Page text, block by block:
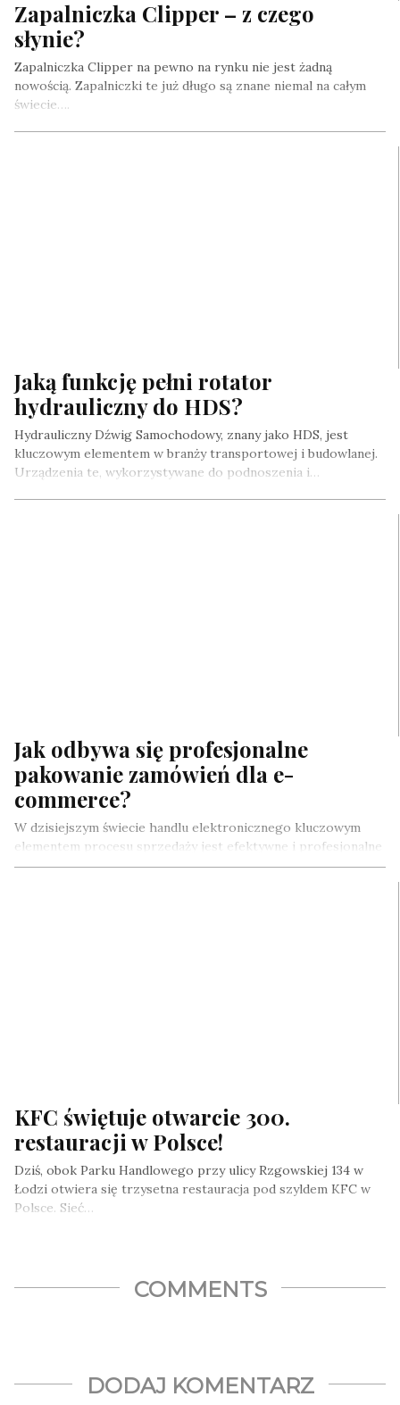
Zapalniczka Clipper – z czego
słynie?
Zapalniczka Clipper na pewno na rynku nie jest żadną
nowością. Zapalniczki te już długo są znane niemal na całym
świecie….
Jaką funkcję pełni rotator
hydrauliczny do HDS?
Hydrauliczny Dźwig Samochodowy, znany jako HDS, jest
kluczowym elementem w branży transportowej i budowlanej.
Urządzenia te, wykorzystywane do podnoszenia i…
Jak odbywa się profesjonalne
pakowanie zamówień dla e-
commerce?
W dzisiejszym świecie handlu elektronicznego kluczowym
elementem procesu sprzedaży jest efektywne i profesjonalne
przygotowanie zamówień do wysyłki. Odpowiednie podejście
KFC świętuje otwarcie 300.
restauracji w Polsce!
Dziś, obok Parku Handlowego przy ulicy Rzgowskiej 134 w
Łodzi otwiera się trzysetna restauracja pod szyldem KFC w
Polsce. Sieć…
COMMENTS
DODAJ KOMENTARZ